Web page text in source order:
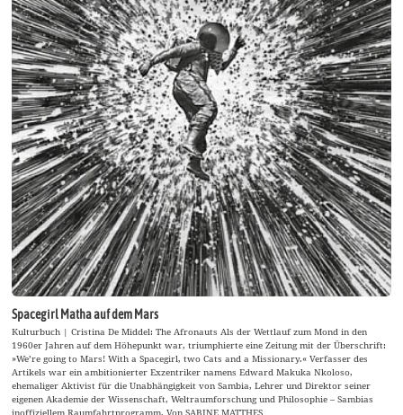
Spacegirl Matha auf dem Mars
Kulturbuch | Cristina De Middel: The Afronauts Als der Wettlauf zum Mond in den
1960er Jahren auf dem Höhepunkt war, triumphierte eine Zeitung mit der Überschrift:
»We’re going to Mars! With a Spacegirl, two Cats and a Missionary.« Verfasser des
Artikels war ein ambitionierter Exzentriker namens Edward Makuka Nkoloso,
ehemaliger Aktivist für die Unabhängigkeit von Sambia, Lehrer und Direktor seiner
eigenen Akademie der Wissenschaft, Weltraumforschung und Philosophie – Sambias
inoffiziellem Raumfahrtprogramm. Von SABINE MATTHES